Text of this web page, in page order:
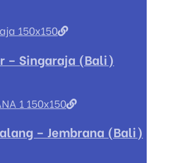
– Singaraja (Bali)
– Jembrana (Bali)